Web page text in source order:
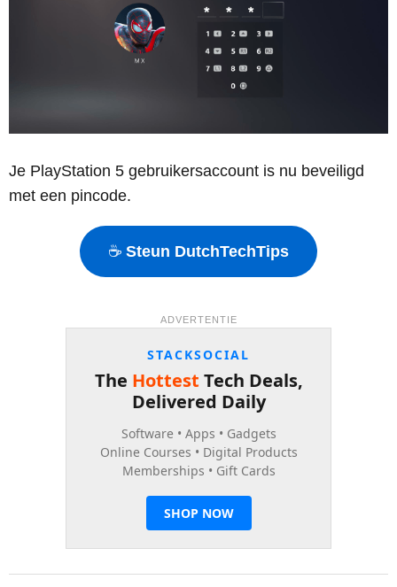
Je PlayStation 5 gebruikersaccount is nu beveiligd
met een pincode.
☕ Steun DutchTechTips
ADVERTENTIE